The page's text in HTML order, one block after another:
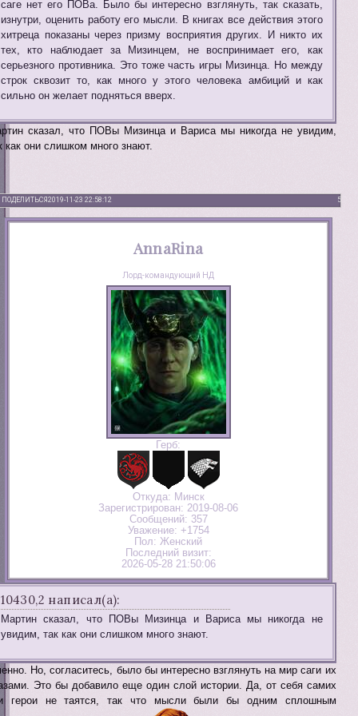
саге нет его ПОВа. Было бы интересно взглянуть, так сказать,
изнутри, оценить работу его мысли. В книгах все действия этого
хитреца показаны через призму восприятия других. И никто их
тех, кто наблюдает за Мизинцем, не воспринимает его, как
серьезного противника. Это тоже часть игры Мизинца. Но между
строк сквозит то, как много у этого человека амбиций и как
сильно он желает подняться вверх.
сказал, что ПОВы Мизинца и Вариса мы никогда не увидим,
как они слишком много знают.
ПОДЕЛИТЬСЯ 5
2019-11-23 22:58:12
AnnaRina
Лорд-командующий НД
Герб:
Откуда: Минск
Зарегистрирован: 2019-08-06
Сообщений: 357
Уважение: +1754
Пол: Женский
Последний визит:
2026-05-28 21:50:06
10430,2 написал(а):
Мартин сказал, что ПОВы Мизинца и Вариса мы никогда не
увидим, так как они слишком много знают.
Но, согласитесь, было бы интересно взглянуть на мир саги их
Это бы добавило еще один слой истории. Да, от себя самих
герои не таятся, так что мысли были бы одним сплошным